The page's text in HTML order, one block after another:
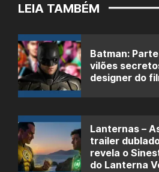
LEIA TAMBÉM
Batman:
vilões
designer do
Lanternas –
trailer
revela o
do Lanterna